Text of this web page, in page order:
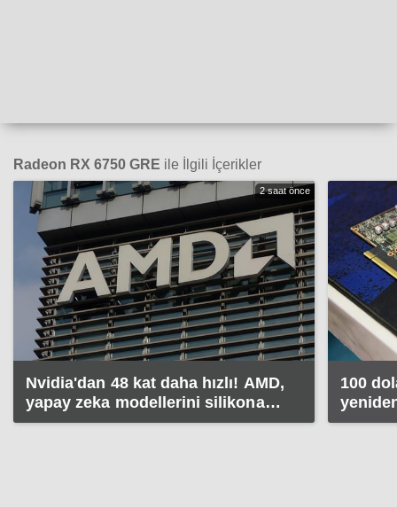
Radeon RX 6750 GRE ile İlgili İçerikler
2 saat önce
Nvidia'dan 48 kat daha hızlı! AMD,
yapay zeka modellerini silikona
taşıyor
100
fiyatı